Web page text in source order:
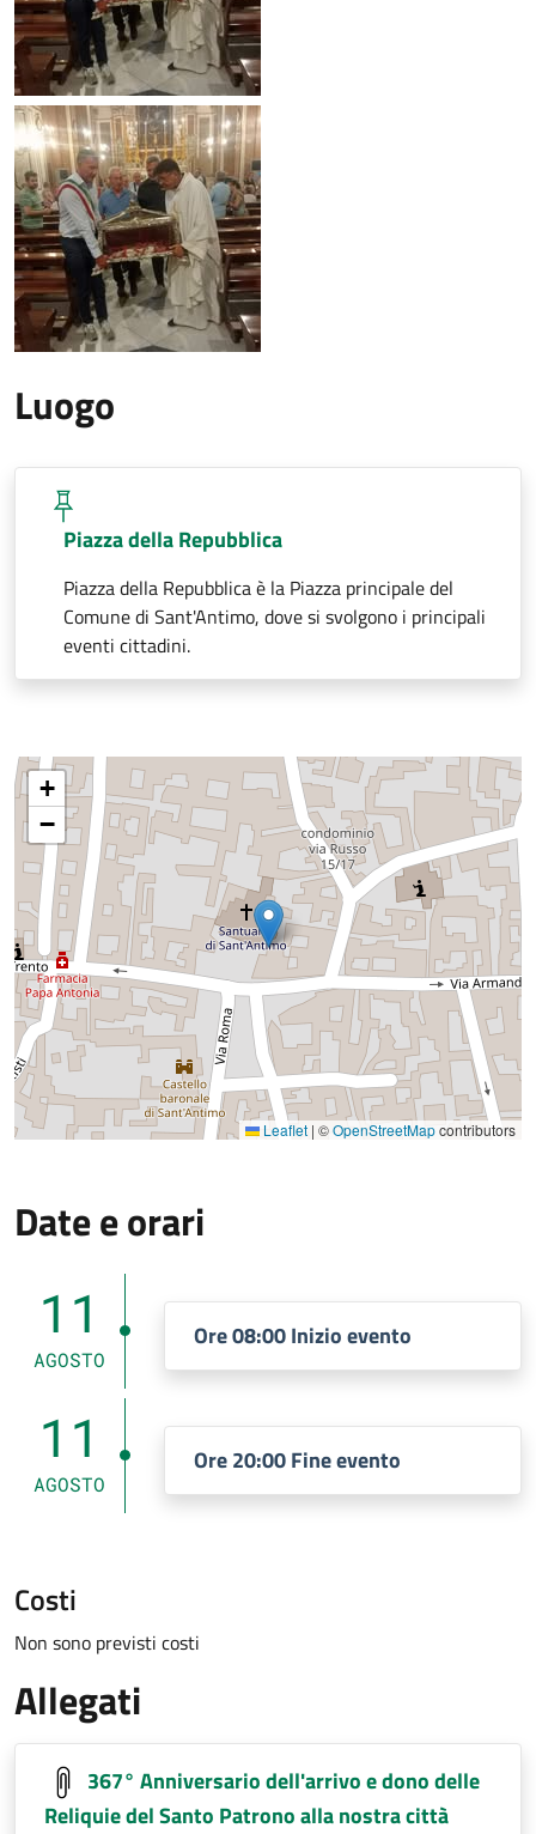
Luogo
Piazza della Repubblica
Piazza della Repubblica è la Piazza principale del
Comune di Sant'Antimo, dove si svolgono i principali
eventi cittadini.
+
−
Leaflet | ©OpenStreetMapcontributors
Date e orari
11
AGOSTO
Ore 08:00 Inizio evento
11
AGOSTO
Ore 20:00 Fine evento
Costi
Non sono previsti costi
Allegati
367° Anniversario dell'arrivo e dono delle
Reliquie del Santo Patrono alla nostra città